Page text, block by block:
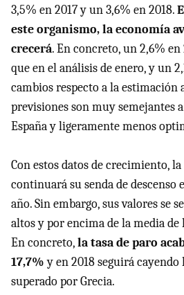
3,5% en 2017 y un 3,6% en 2018.
este organismo, la economía
crecerá. En concreto, un 2,6% en
que en el análisis de enero, y un
cambios respecto a la estimación
previsiones son muy semejantes
España y ligeramente menos
Con estos datos de crecimiento, la
continuará su senda de descenso
año. Sin embargo, sus valores se
altos y por encima de la media de
En concreto,la tasa de paro
17,7%y en 2018 seguirá cayendo
superado por Grecia.